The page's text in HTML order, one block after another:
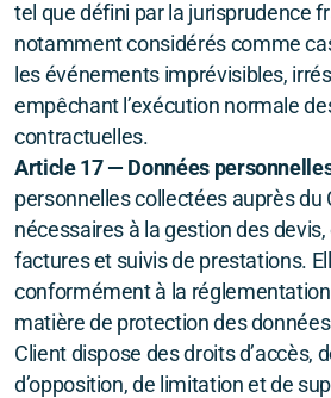
tel que défini par la jurisprudence
notamment considérés comme
les événements imprévisibles,
empêchant l’exécution normale
contractuelles.
Article 17 — Données
personnelles collectées auprès du
nécessaires à la gestion des
factures et suivis de prestations.
conformément à la
matière de protection des
Client dispose des droits d’accès,
d’opposition, de limitation et de